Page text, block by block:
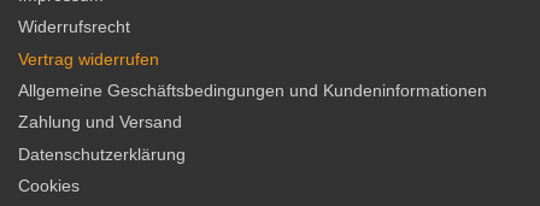
Widerrufsrecht
Vertrag widerrufen
Allgemeine Geschäftsbedingungen und Kundeninformationen
Zahlung und Versand
Datenschutzerklärung
Cookies